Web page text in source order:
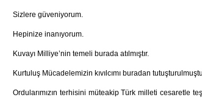
Sizlere güveniyorum.
Hepinize inanıyorum.
Kuvayı Milliye’nin temeli burada atılmıştır.
Kurtuluş Mücadelemizin kıvılcımı buradan
Ordularımızın terhisini müteakip Türk milleti cesaretle